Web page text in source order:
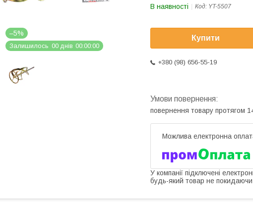
–5%
Залишилось 00 днів 00 00 00
В наявності Код: YT-5507
Купити
+380 (98) 656-55-19
повернення товару протягом
У компанії підключені
будь-який товар не покидаючи